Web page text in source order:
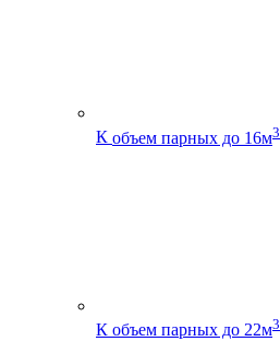
К объем парных до 16м3
К объем парных до 22м3